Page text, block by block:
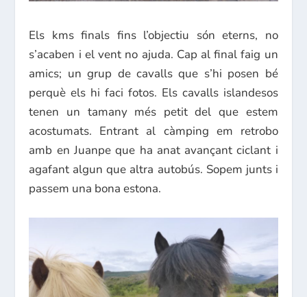
Els kms finals fins l’objectiu són eterns, no
s’acaben i el vent no ajuda. Cap al final faig un
amics; un grup de cavalls que s’hi posen bé
perquè els hi faci fotos. Els cavalls islandesos
tenen un tamany més petit del que estem
acostumats. Entrant al càmping em retrobo
amb en Juanpe que ha anat avançant ciclant i
agafant algun que altra autobús. Sopem junts i
passem una bona estona.